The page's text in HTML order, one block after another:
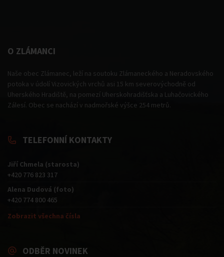
O ZLÁMANCI
Naše obec Zlámanec, leží na soutoku Zlámaneckého a Neradovského
potoka v údolí Vizovických vrchů asi 15 km severovýchodně od
Uherského Hradiště, na pomezí Uherskohradišťska a Luhačovického
Zálesí. Obec se nachází v nadmořské výšce 254 metrů.
TELEFONNÍ KONTAKTY
Jiří Chmela (starosta)
+420 776 823 317
Alena Dudová (foto)
+420 774 800 465
Zobrazit všechna čísla
ODBĚR NOVINEK